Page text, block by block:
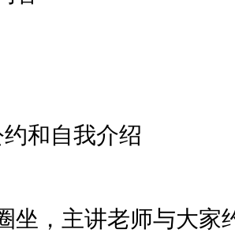
和自我介绍
坐，主讲老师与大家